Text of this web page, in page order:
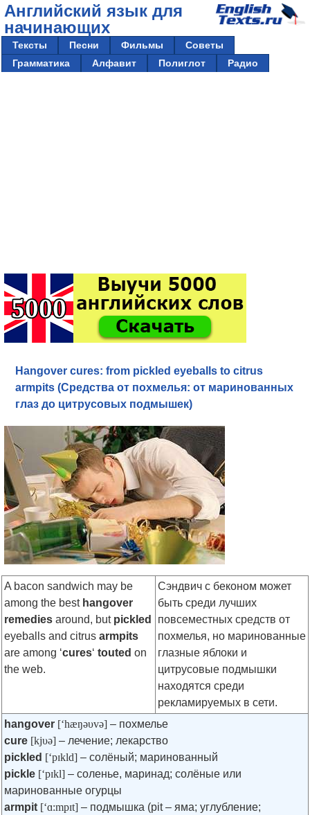
Английский язык для
начинающих
Тексты Песни Фильмы
Советы
Грамматика
Алфавит Полиглот Радио
Hangover cures: from pickled eyeballs to citrus
armpits (Средства от похмелья: от маринованных
глаз до цитрусовых подмышек)
A bacon sandwich may be
among the best hangover
remedies around, but pickled
eyeballs and citrus armpits
are among ‘cures‘ touted on
the web.
Сэндвич с беконом может
быть среди лучших
повсеместных средств от
похмелья, но маринованные
глазные яблоки и
цитрусовые подмышки
находятся среди
рекламируемых в сети.
hangover [‘hæŋəυvə] – похмелье
cure [kjυə] – лечение; лекарство
pickled [‘pɪkld] – солёный; маринованный
pickle [‘pɪkl] – соленье, маринад; солёные или
маринованные огурцы
armpit [‘ɑ:mpɪt] – подмышка (pit – яма; углубление;